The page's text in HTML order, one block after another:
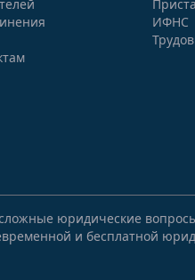
ИФНС
юридические
и бесплатной